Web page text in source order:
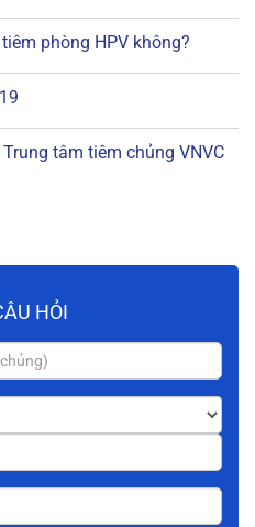
phòng HPV không?
tâm tiêm chủng VNVC
HỎI